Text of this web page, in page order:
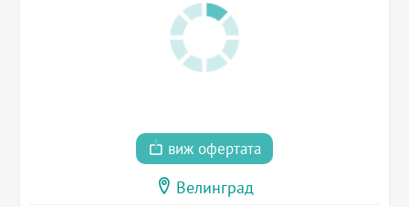
виж офертата
Велинград